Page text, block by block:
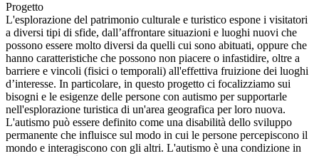
Progetto
L'esplorazione del patrimonio culturale e turistico espone i visitatori
a diversi tipi di sfide, dall’affrontare situazioni e luoghi nuovi che
possono essere molto diversi da quelli cui sono abituati, oppure che
hanno caratteristiche che possono non piacere o infastidire, oltre a
barriere e vincoli (fisici o temporali) all'effettiva fruizione dei luoghi
d’interesse. In particolare, in questo progetto ci focalizziamo sui
bisogni e le esigenze delle persone con autismo per supportarle
nell'esplorazione turistica di un'area geografica per loro nuova.
L'autismo può essere definito come una disabilità dello sviluppo
permanente che influisce sul modo in cui le persone percepiscono il
mondo e interagiscono con gli altri. L'autismo è una condizione in